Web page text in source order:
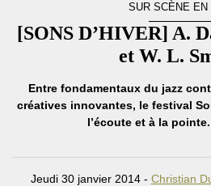
SUR SCÈNE EN
[SONS D’HIVER] A.
et W. L.
Entre fondamentaux du jazz
créatives innovantes, le festival
l’écoute et à la
Jeudi 30 janvier 2014 - Christian